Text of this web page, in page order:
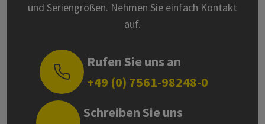
und Seriengrößen. Nehmen Sie einfach Kontakt
auf.
Rufen Sie uns an
+49 (0) 7561-98248-0
Schreiben Sie uns